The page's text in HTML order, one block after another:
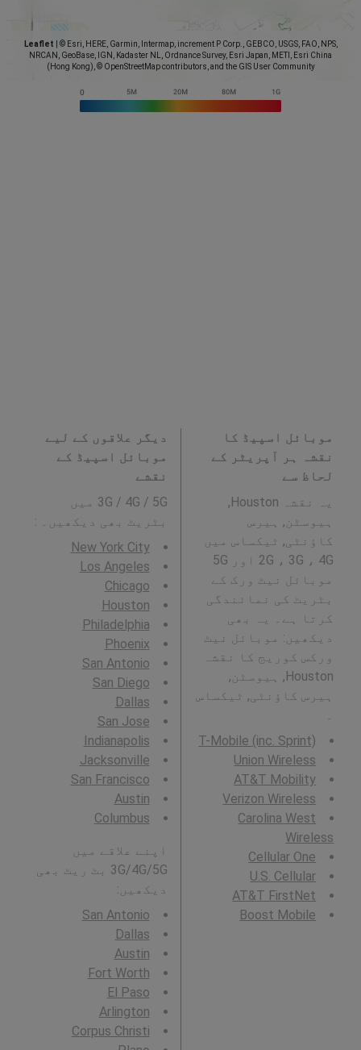
Leaflet
© Esri, HERE, Garmin, Intermap, increment P Corp., GEBCO, USGS, FAO, NPS,
NRCAN, GeoBase, IGN, Kadaster NL, Ordnance Survey, Esri Japan, METI, Esri China
(Hong Kong), © OpenStreetMap contributors, and the GIS User Community
موبائل اسپیڈ کا
نقشہ ہر آپریٹر کے
لحاظ سے
یہ نقشہ Houston,
ہیوسٹن, ہیرس
کاؤنٹی, ٹیکساس میں
2G ، 3G ، 4G اور 5G
موبائل نیٹ ورک کے
بٹریٹ کی نمائندگی
کرتا ہے۔ یہ بھی
دیکھیں: موبائل نیٹ
ورکس کوریج کا نقشہ
Houston, ہیوسٹن,
ہیرس کاؤنٹی, ٹیکساس
۔
T-Mobile (inc. Sprint)
Union Wireless
AT&T Mobility
Verizon Wireless
Carolina West
Wireless
Cellular One
U.S. Cellular
AT&T FirstNet
Boost Mobile
دیگر علاقوں کے لیے
موبائل اسپیڈ کے
نقشے
3G / 4G / 5G میں
بٹریٹ بھی دیکھیں۔ :
New York City
Los Angeles
Chicago
Houston
Philadelphia
Phoenix
San Antonio
San Diego
Dallas
San Jose
Indianapolis
Jacksonville
San Francisco
Austin
Columbus
اپنے علاقے میں
3G/4G/5G بٹ ریٹ بھی
دیکھیں:
San Antonio
Dallas
Austin
Fort Worth
El Paso
Arlington
Corpus Christi